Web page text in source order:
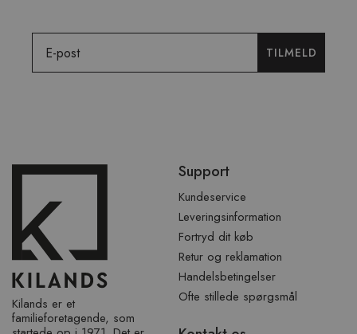
TILMELD
over
Kilands er et
familieforetagende, som
Support
Kundeservice
Leveringsinformation
Fortryd dit køb
Retur og reklamation
Handelsbetingelser
Ofte stillede spørgsmål